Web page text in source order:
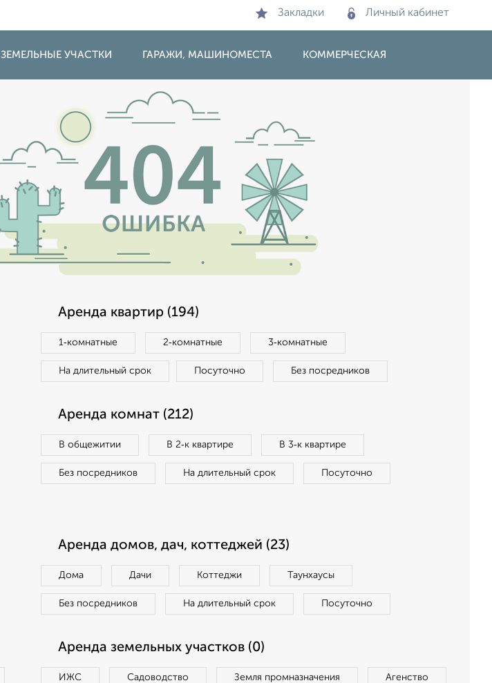
Закладки Личный кабинет
ЗЕМЕЛЬНЫЕ УЧАСТКИ ГАРАЖИ, МАШИНОМЕСТА КОММЕРЧЕСКАЯ
Аренда квартир (194)
1‑комнатные 2‑комнатные 3‑комнатные
На длительный срок Посуточно Без посредников
Аренда комнат (212)
В общежитии В 2‑к квартире В 3‑к квартире
Без посредников На длительный срок Посуточно
Аренда домов, дач, коттеджей (23)
Дома Дачи Коттеджи Таунхаусы
Без посредников На длительный срок Посуточно
Аренда земельных участков (0)
ИЖС Садоводство Земля промназначения Агенство